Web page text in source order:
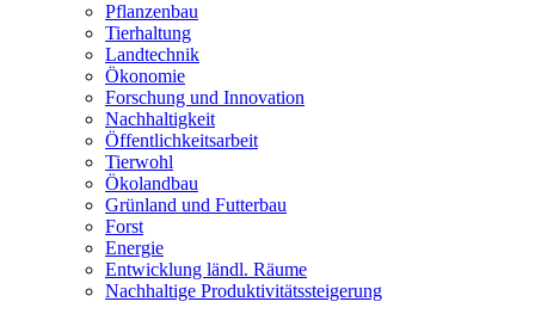
Pflanzenbau
Tierhaltung
Landtechnik
Ökonomie
Forschung und Innovation
Nachhaltigkeit
Öffentlichkeitsarbeit
Tierwohl
Ökolandbau
Grünland und Futterbau
Forst
Energie
Entwicklung ländl. Räume
Nachhaltige Produktivitätssteigerung